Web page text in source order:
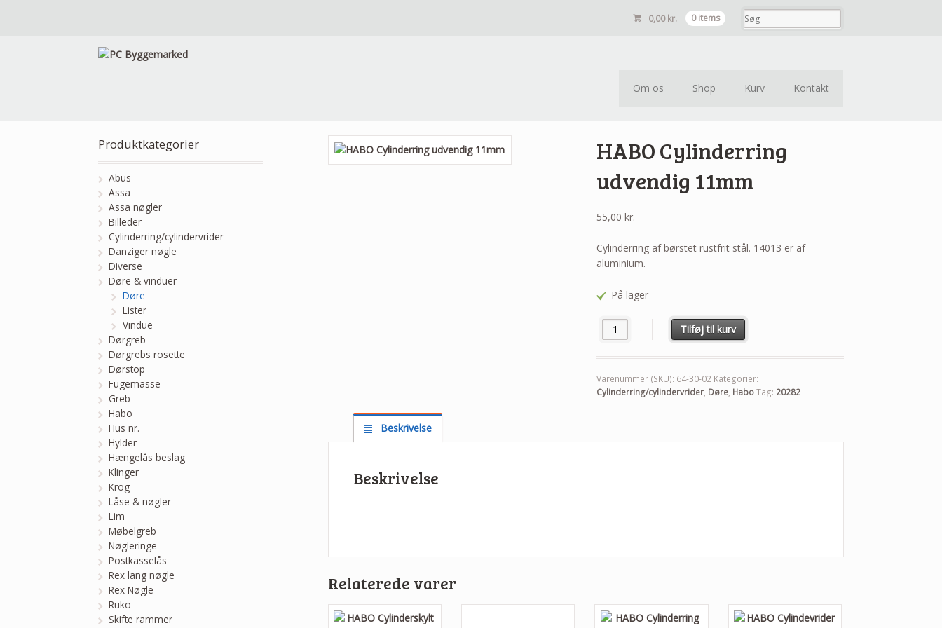
0,00kr. 0 items
Om os Shop Kurv Kontakt
HABO Cylinderring
udvendig 11mm
55,00 kr.
Cylinderring af børstet rustfrit stål. 14013 er af
aluminium.
På lager
HABO Cylinderring udvendig 11mm antal
Tilføj til kurv
Varenummer (SKU): 64-30-02 Kategorier:
Cylinderring/cylindervrider, Døre, Habo Tag: 20282
Beskrivelse
Beskrivelse
Relaterede varer
Produktkategorier
Abus
Assa
Assa nøgler
Billeder
Cylinderring/cylindervrider
Danziger nøgle
Diverse
Døre & vinduer
Døre
Lister
Vindue
Dørgreb
Dørgrebs rosette
Dørstop
Fugemasse
Greb
Habo
Hus nr.
Hylder
Hængelås beslag
Klinger
Krog
Låse & nøgler
Lim
Møbelgreb
Nøgleringe
Postkasselås
Rex lang nøgle
Rex Nøgle
Ruko
Skifte rammer